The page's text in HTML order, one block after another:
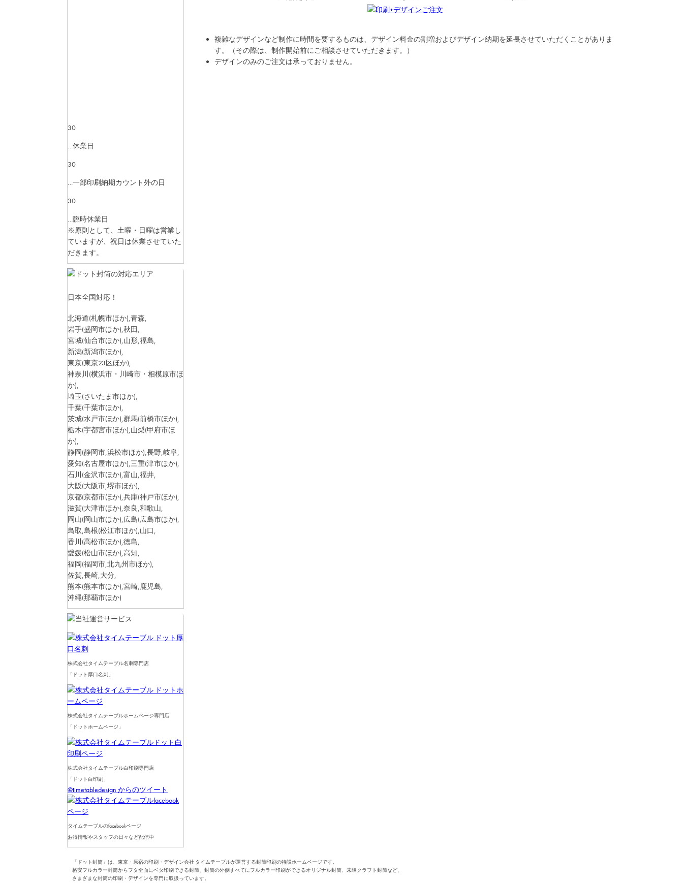
複雑なデザインなど制作に時間を要するものは、デザイン料金の割増およびデザイン納期を延長させていただくことがありま
す。（その際は、制作開始前にご相談させていただきます。）
デザインのみのご注文は承っておりません。
30
…休業日
30
…一部印刷納期カウント外の日
30
…臨時休業日
※原則として、土曜・日曜は営業し
ていますが、祝日は休業させていた
だきます。
日本全国対応！
北海道(札幌市ほか),青森,
岩手(盛岡市ほか),秋田,
宮城(仙台市ほか),山形,福島,
新潟(新潟市ほか),
東京(東京23区ほか),
神奈川(横浜市・川崎市・相模原市ほ
か),
埼玉(さいたま市ほか),
千葉(千葉市ほか),
茨城(水戸市ほか),群馬(前橋市ほか),
栃木(宇都宮市ほか),山梨(甲府市ほ
か),
静岡(静岡市,浜松市ほか),長野,岐阜,
愛知(名古屋市ほか),三重(津市ほか),
石川(金沢市ほか),富山,福井,
大阪(大阪市,堺市ほか),
京都(京都市ほか),兵庫(神戸市ほか),
滋賀(大津市ほか),奈良,和歌山,
岡山(岡山市ほか),広島(広島市ほか),
鳥取,島根(松江市ほか),山口,
香川(高松市ほか),徳島,
愛媛(松山市ほか),高知,
福岡(福岡市,北九州市ほか),
佐賀,長崎,大分,
熊本(熊本市ほか),宮崎,鹿児島,
沖縄(那覇市ほか)
株式会社タイムテーブル名刺専門店
「ドット厚口名刺」
株式会社タイムテーブルホームページ専門店
「ドットホームページ」
株式会社タイムテーブル白印刷専門店
「ドット白印刷」
@timetabledesign からのツイート
タイムテーブルのfacebookページ
お得情報やスタッフの日々など配信中
「ドット封筒」は、東京・原宿の印刷・デザイン会社 タイムテーブルが運営する封筒印刷の特設ホームページです。
格安フルカラー封筒からフタ全面にベタ印刷できる封筒、封筒の外側すべてにフルカラー印刷ができるオリジナル封筒、未晒クラフト封筒など、
さまざまな封筒の印刷・デザインを専門に取扱っています。